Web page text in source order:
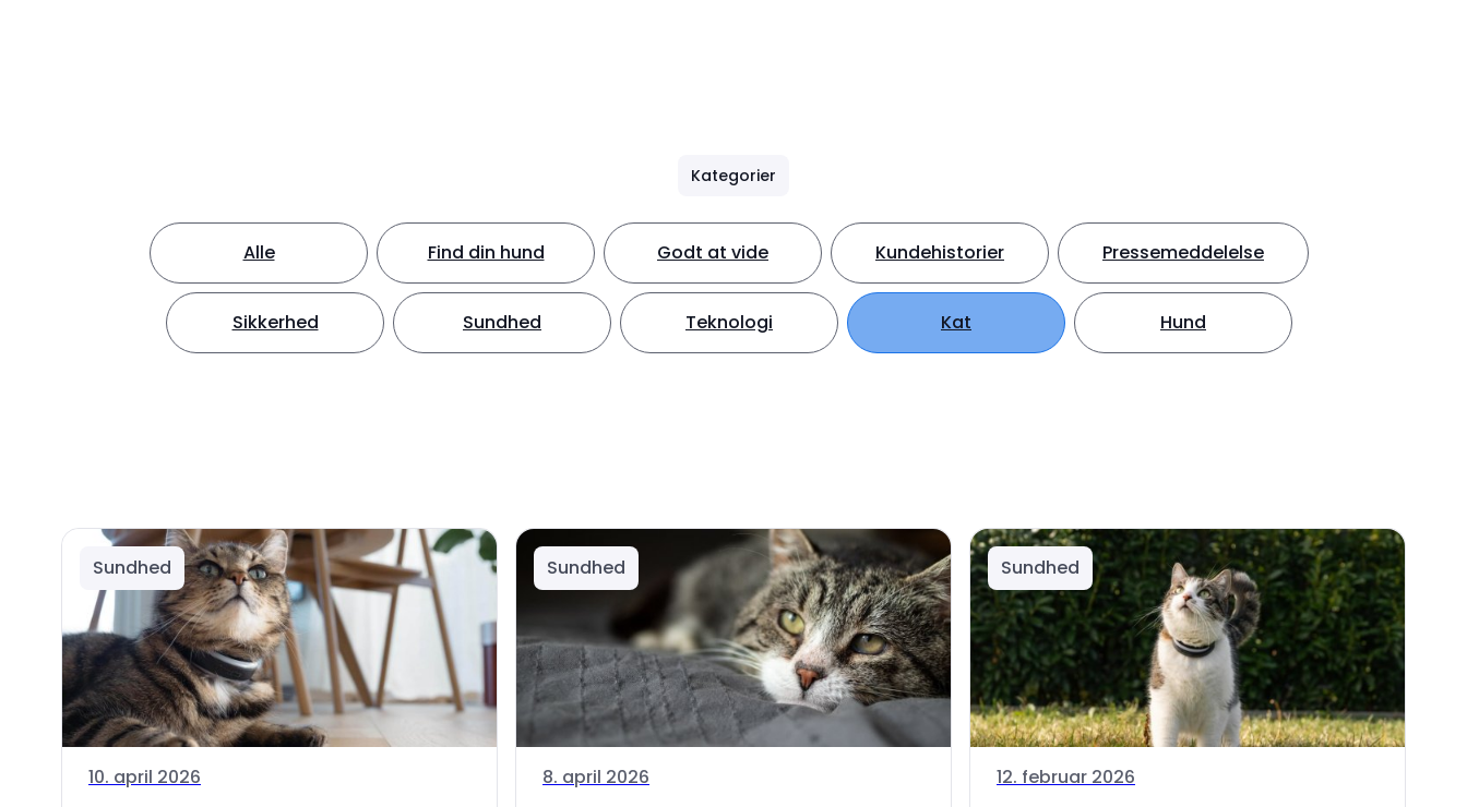
Kategorier
Alle Find din hund Godt at vide Kundehistorier Pressemeddelelse
Sikkerhed Sundhed Teknologi Kat Hund
Sundhed
10. april 2026
Sundhed
8. april 2026
Sundhed
12. februar 2026